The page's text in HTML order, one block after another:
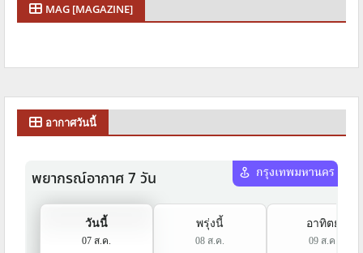
MAG [MAGAZINE]
อากาศวันนี้